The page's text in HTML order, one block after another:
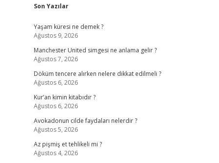
Sidebar
Son Yazılar
Yaşam küresi ne demek ?
Ağustos 9, 2026
Manchester United simgesi ne anlama gelir ?
Ağustos 7, 2026
Döküm tencere alırken nelere dikkat edilmeli ?
Ağustos 6, 2026
Kur’an kimin kitabıdır ?
Ağustos 6, 2026
Avokadonun cilde faydaları nelerdir ?
Ağustos 5, 2026
Az pişmiş et tehlikeli mi ?
Ağustos 4, 2026